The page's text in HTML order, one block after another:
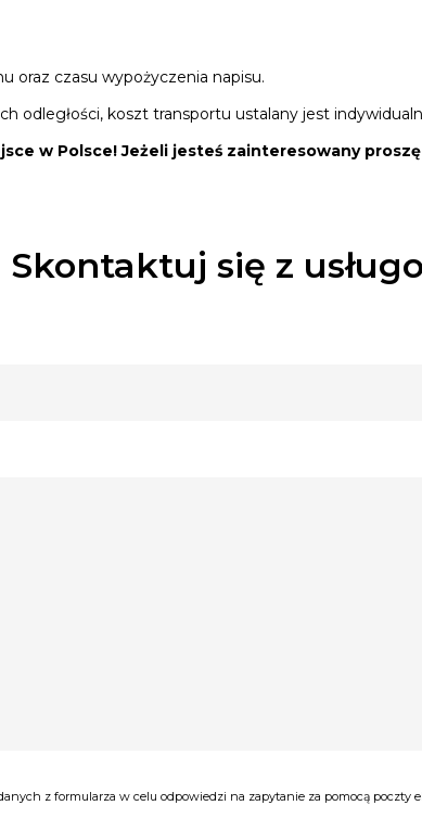
oraz czasu wypożyczenia napisu.
odległości, koszt transportu ustalany jest
w Polsce! Jeżeli jesteś zainteresowany
się z
z formularza w celu odpowiedzi na zapytanie za pomocą poczty